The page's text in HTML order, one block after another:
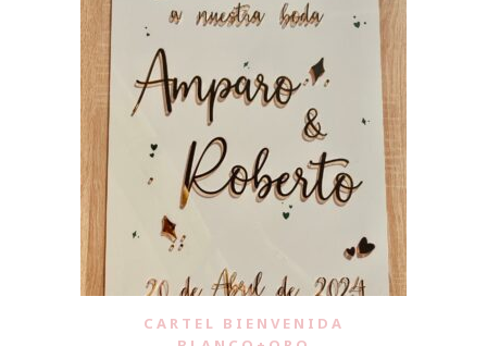
CARTEL BIENVENIDA